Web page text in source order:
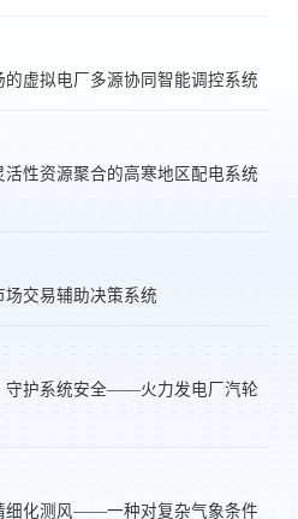
的虚拟电厂多源协同智能调控系统
活性资源聚合的高寒地区配电系统
场交易辅助决策系统
守护系统安全——火力发电厂汽轮
细化测风——一种对复杂气象条件